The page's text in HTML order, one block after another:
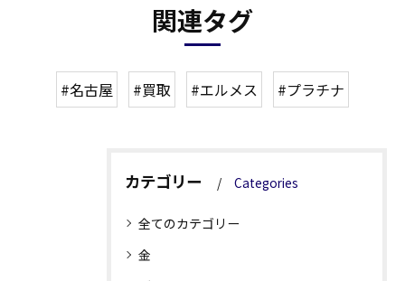
関連タグ
#名古屋 #買取 #エルメス #プラチナ
カテゴリー Categories
全てのカテゴリー
金